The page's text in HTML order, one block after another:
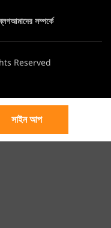
আমাদের সম্পর্কে
Reserved
সাইন আপ